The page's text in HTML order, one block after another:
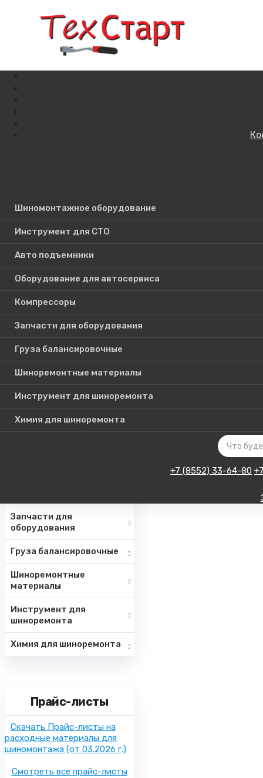
Шиномонтажное оборудование
Инструмент для СТО
Авто подъемники
Оборудование для автосервиса
Компрессоры
Запчасти для оборудования
Груза балансировочные
Шиноремонтные материалы
Инструмент для шиноремонта
Химия для шиноремонта
+7 (8552) 33-64-80
Поиск по сайту
Каталог
Шиномонтажное
Запчасти для
оборудования
Груза балансировочные
Шиноремонтные
материалы
Инструмент для
шиноремонта
Химия для шиноремонта
Прайс-листы
Скачать Прайс-листы на
расходные материалы для
шиномонтажа (от 03.2026 г.)
Смотреть все прайс-листы